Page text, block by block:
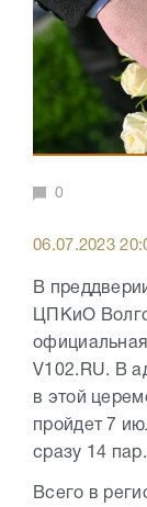
0
06.07.2023
В
ЦПКиО
V102.RU. В
в этой
пройдет 7
сразу 14 пар.
Всего в